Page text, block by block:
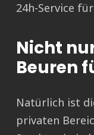
24h-Service
Nicht
Beuren
Natürlich ist
privaten